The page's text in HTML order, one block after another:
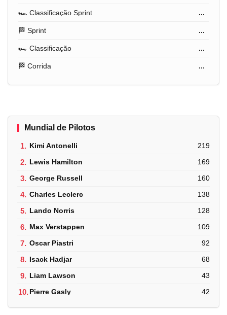
🏎️ Classificação Sprint ...
🏁 Sprint ...
🏎️ Classificação ...
🏁 Corrida ...
Mundial de Pilotos
1. Kimi Antonelli 219
2. Lewis Hamilton 169
3. George Russell 160
4. Charles Leclerc 138
5. Lando Norris 128
6. Max Verstappen 109
7. Oscar Piastri 92
8. Isack Hadjar 68
9. Liam Lawson 43
10.Pierre Gasly 42